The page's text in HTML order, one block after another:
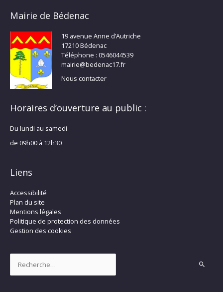
Mairie de Bédenac
19 avenue Anne d’Autriche
17210 Bédenac
Téléphone : 0546044539
mairie@bedenac17.fr
Nous contacter
Horaires d’ouverture au public :
Du lundi au samedi
de 09h00 à 12h30
Liens
Accessibilité
Plan du site
Mentions légales
Politique de protection des données
Gestion des cookies